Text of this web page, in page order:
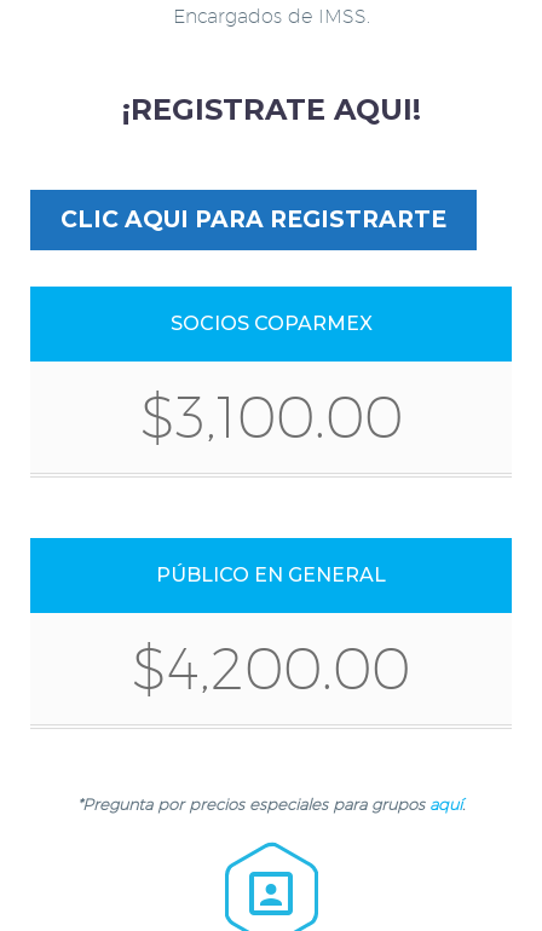
Encargados de IMSS.
¡REGISTRATE AQUI!
CLIC AQUI PARA REGISTRARTE
SOCIOS COPARMEX
$3,100.00
PÚBLICO EN GENERAL
$4,200.00
*Pregunta por precios especiales para grupos aquí.

